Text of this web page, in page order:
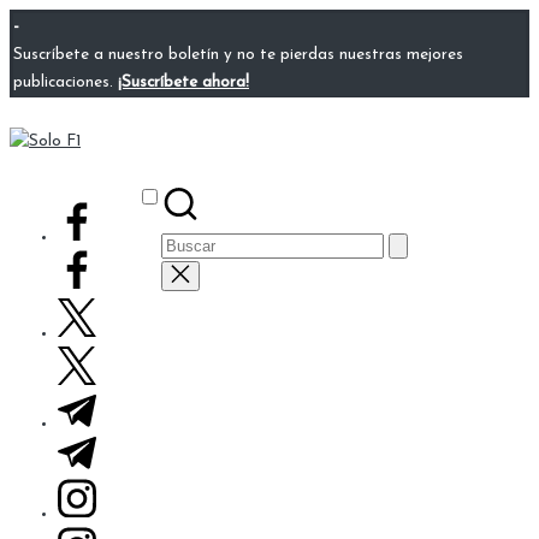
Saltar
al
contenido
-
Suscríbete a nuestro boletín y no te pierdas nuestras mejores
publicaciones. ¡Suscríbete ahora!
Solo
facebook.com
twitter.com
t.me
instagram.com
Buscar: